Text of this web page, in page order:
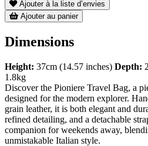
Ajouter à la liste d’envies
Ajouter au panier
Dimensions
Height: 37cm (14.57 inches) Depth:
1.8kg
Discover the Pioniere Travel Bag, a
designed for the modern explorer.
grain leather, it is both elegant and
refined detailing, and a detachable
companion for weekends away,
unmistakable Italian style.